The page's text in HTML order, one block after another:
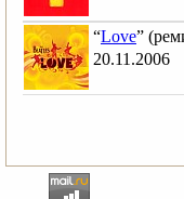
“Love”
20.11.2006